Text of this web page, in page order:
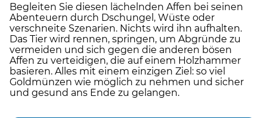
Begleiten Sie diesen lächelnden Affen bei seinen
Abenteuern durch Dschungel, Wüste oder
verschneite Szenarien. Nichts wird ihn aufhalten.
Das Tier wird rennen, springen, um Abgründe zu
vermeiden und sich gegen die anderen bösen
Affen zu verteidigen, die auf einem Holzhammer
basieren. Alles mit einem einzigen Ziel: so viel
Goldmünzen wie möglich zu nehmen und sicher
und gesund ans Ende zu gelangen.